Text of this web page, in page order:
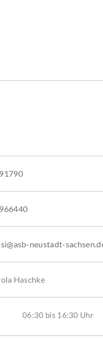
neustadt-
Haschke
06:30 bis 16:30 Uhr